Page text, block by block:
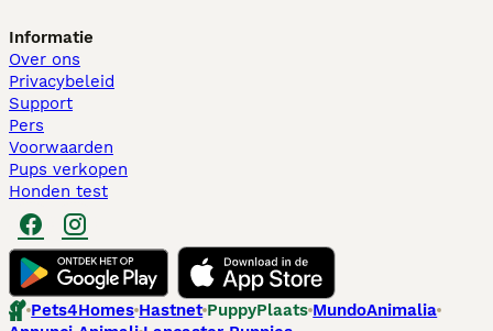
Informatie
Over ons
Privacybeleid
Support
Pers
Voorwaarden
Pups verkopen
Honden test
Pets4Homes Hastnet PuppyPlaats MundoAnimalia